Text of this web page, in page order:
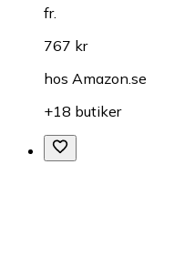
fr.
767 kr
hos Amazon.se
+18 butiker